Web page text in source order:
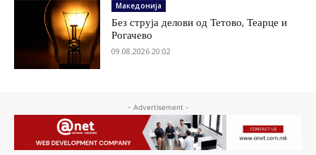
Македонија
Без струја делови од Тетово, Теарце и
Рогачево
09.08.2026 20:02
- Advertisement -